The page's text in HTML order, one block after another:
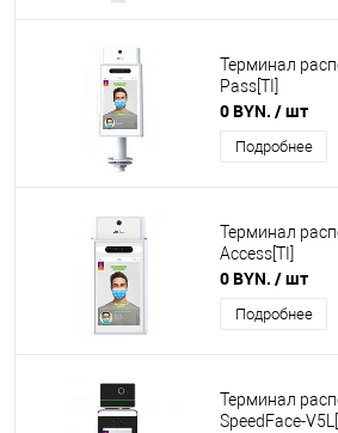
Терминал
Pass[TI]
0 BYN. / шт
Подробнее
Терминал
Access[TI]
0 BYN. / шт
Подробнее
Терминал
SpeedFace-